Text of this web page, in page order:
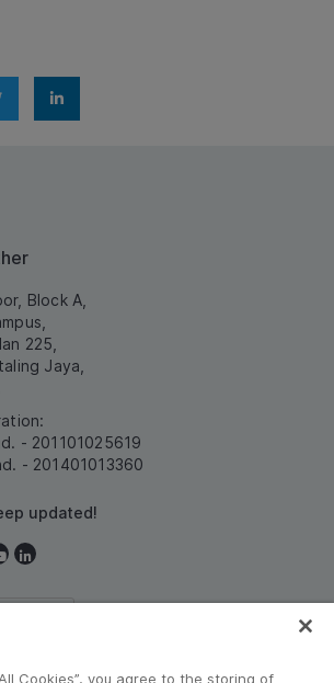
Block A,
225,
Jaya,
- 201101025619
- 201401013360
updated!
Cookies”, you agree to the storing of